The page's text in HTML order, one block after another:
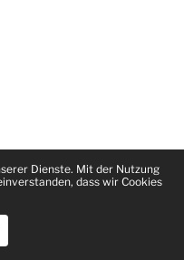
Dienste. Mit der Nutzung
dass wir Cookies